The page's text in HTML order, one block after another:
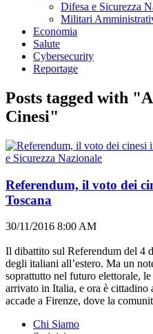
Difesa e Sicurezza
Militari
Economia
Salute
Cybersecurity
Reportage
Posts tagged with
Cinesi"
e Sicurezza Nazionale
Referendum, il voto dei
Toscana
30/11/2016 8:00 AM
Il dibattito sul Referendum del 4
degli italiani all’estero. Ma un
soprattutto nel futuro elettorale,
arrivato in Italia, e ora è cittadino
accade a Firenze, dove la
Chi Siamo